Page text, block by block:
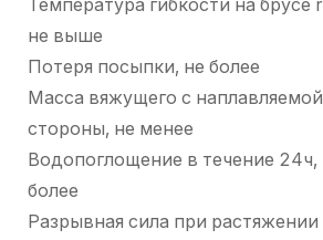
Температура гибкости на
не выше
Потеря посыпки, не более
Масса вяжущего с наплавляемой
стороны, не менее
Водопоглощение в течение 24ч,
более
Разрывная сила при